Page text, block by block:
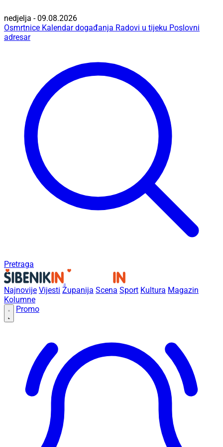
nedjelja - 09.08.2026
Osmrtnice Kalendar događanja Radovi u tijeku Poslovni
adresar
Pretraga
Najnovije Vijesti Županija Scena Sport Kultura Magazin
Kolumne
Promo